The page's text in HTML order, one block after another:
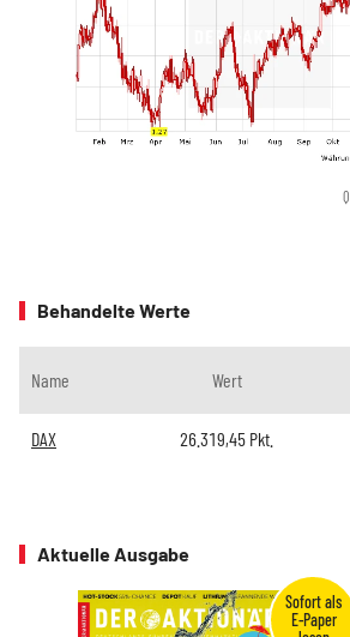
Behandelte Werte
Name Wert
DAX 26.319,45 Pkt.
Aktuelle Ausgabe